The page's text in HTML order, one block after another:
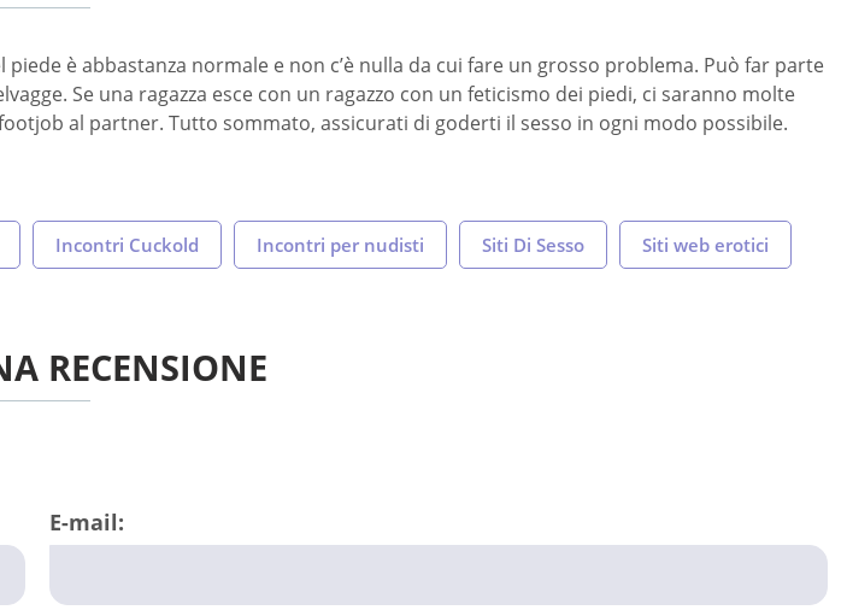
è abbastanza normale e non c’è nulla da cui fare un grosso problema. Può far parte
Se una ragazza esce con un ragazzo con un feticismo dei piedi, ci saranno molte
al partner. Tutto sommato, assicurati di goderti il ​​sesso in ogni modo possibile.
Incontri Cuckold Incontri per nudisti Siti Di Sesso Siti web erotici
RECENSIONE
E-mail: